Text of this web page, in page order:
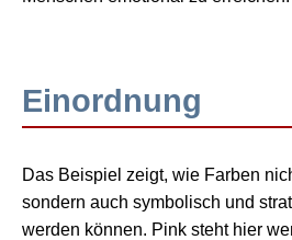
Einordnung
Das Beispiel zeigt, wie Farben
sondern auch symbolisch und
werden können. Pink steht hier